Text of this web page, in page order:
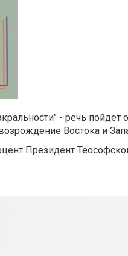
- речь пойдет
Востока и
Президент